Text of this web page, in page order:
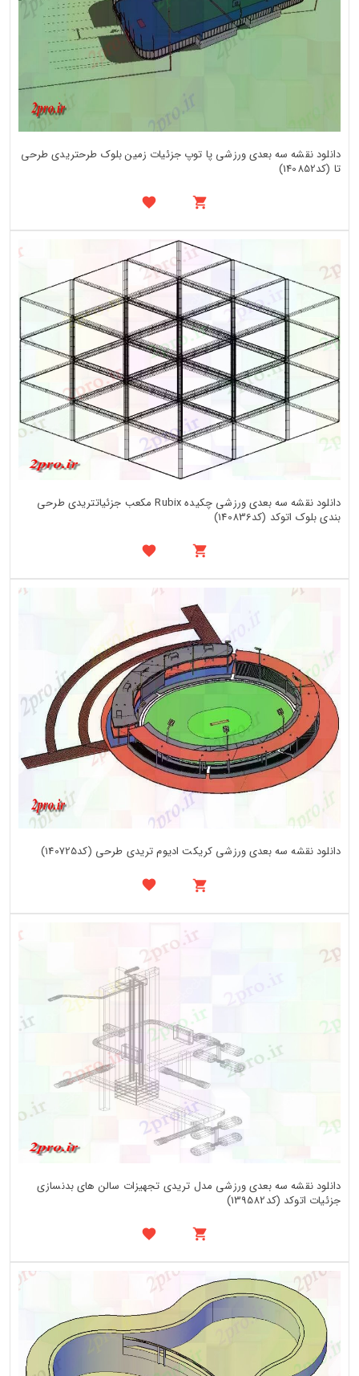
دانلود نقشه سه بعدی ورزشی پا توپ جزئیات زمین بلوک طرحتریدی طرحی
تا (کد140852)
دانلود نقشه سه بعدی ورزشی چکیده Rubix مکعب جزئیاتتریدی طرحی
بندی بلوک اتوکد (کد140836)
دانلود نقشه سه بعدی ورزشی کریکت ادیوم تریدی طرحی (کد140725)
دانلود نقشه سه بعدی ورزشی مدل تریدی تجهیزات سالن های بدنسازی
جزئیات اتوکد (کد139582)